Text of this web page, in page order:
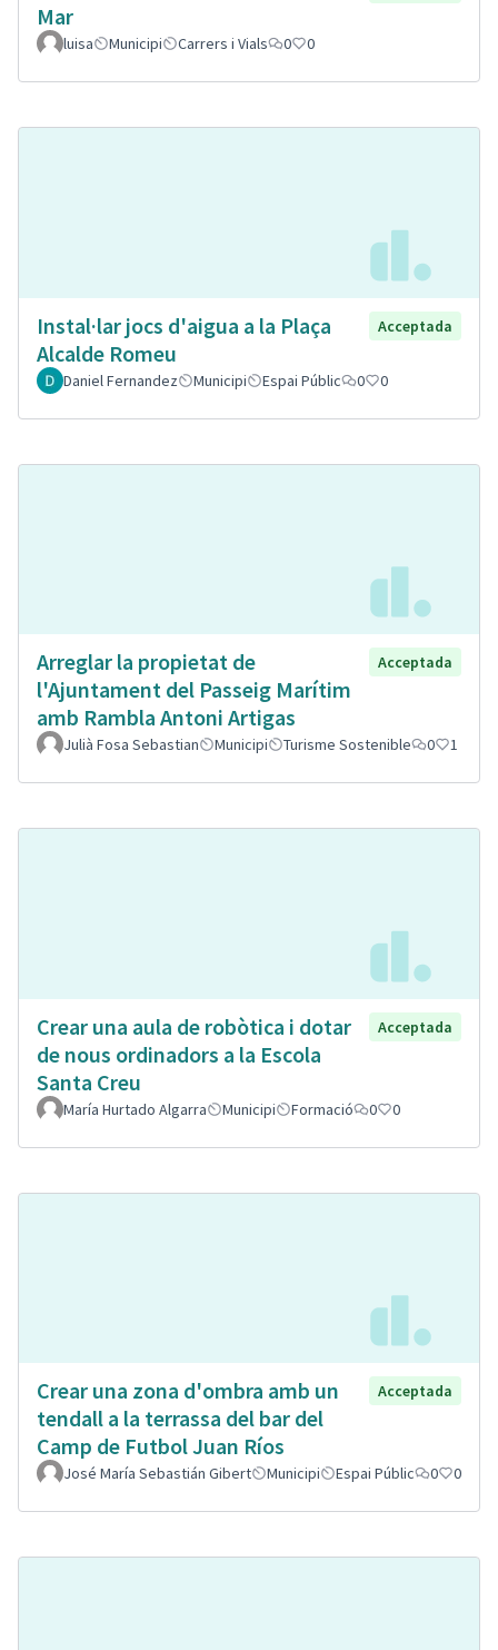
Mar
luisa Municipi Carrers i Vials 0 0
Instal·lar jocs d'aigua a la Plaça
Alcalde Romeu
Acceptada
Daniel Fernandez Municipi Espai Públic 0 0
Arreglar la propietat de
l'Ajuntament del Passeig Marítim
amb Rambla Antoni Artigas
Acceptada
Julià Fosa Sebastian Municipi Turisme Sostenible 0 1
Crear una aula de robòtica i dotar
de nous ordinadors a la Escola
Santa Creu
Acceptada
María Hurtado Algarra Municipi Formació 0 0
Crear una zona d'ombra amb un
tendall a la terrassa del bar del
Camp de Futbol Juan Ríos
Acceptada
José María Sebastián Gibert Municipi Espai Públic 0 0